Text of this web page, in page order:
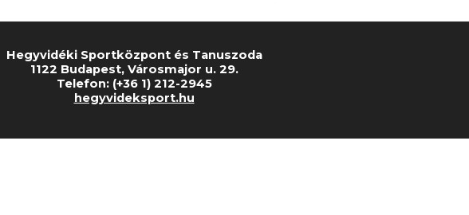
Hegyvidéki Sportközpont és Tanuszoda
1122 Budapest, Városmajor u. 29.
Telefon: (+36 1) 212-2945
hegyvideksport.hu